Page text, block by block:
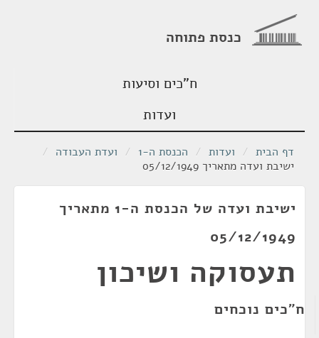
כנסת פתוחה
ח"כים וסיעות
ועדות
דף הבית / ועדות / הכנסת ה-1 / ועדת העבודה /
ישיבת ועדה מתאריך 05/12/1949
ישיבת ועדה של הכנסת ה-1 מתאריך
05/12/1949
תעסוקה ושיכון
ח"כים נוכחים